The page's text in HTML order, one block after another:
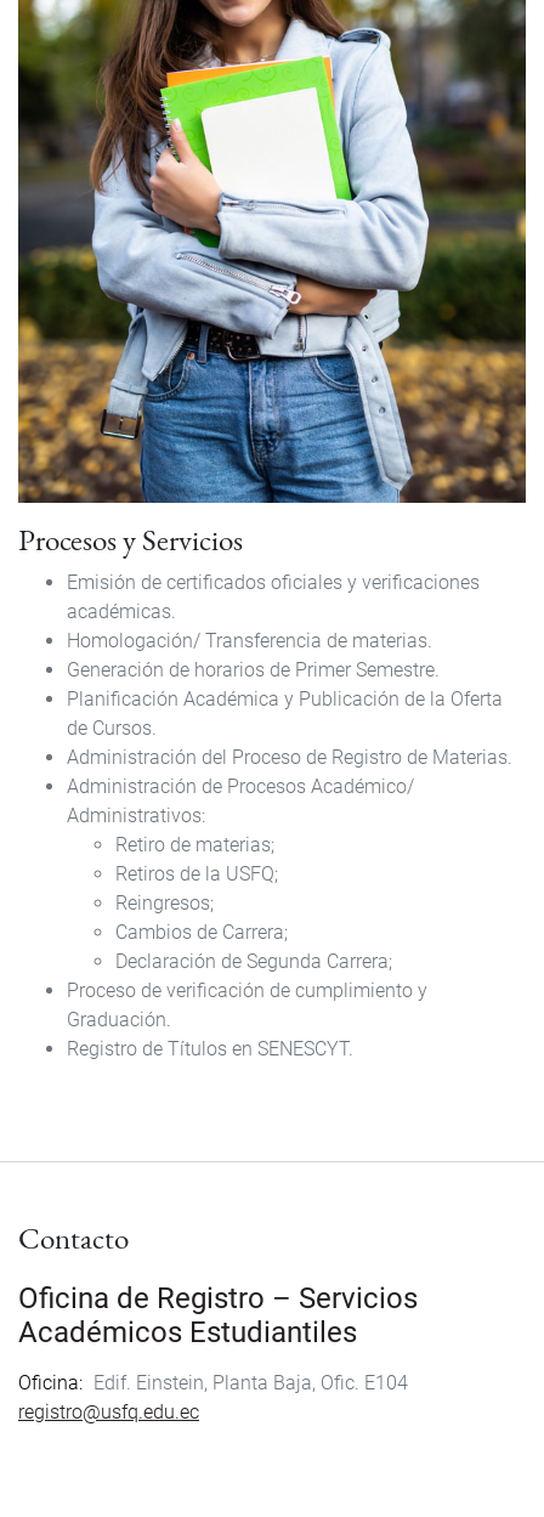
Procesos y Servicios
Emisión de certificados oficiales y verificaciones
académicas.
Homologación/ Transferencia de materias.
Generación de horarios de Primer Semestre.
Planificación Académica y Publicación de la Oferta
de Cursos.
Administración del Proceso de Registro de Materias.
Administración de Procesos Académico/
Administrativos:
Retiro de materias;
Retiros de la USFQ;
Reingresos;
Cambios de Carrera;
Declaración de Segunda Carrera;
Proceso de verificación de cumplimiento y
Graduación.
Registro de Títulos en SENESCYT.
Contacto
Oficina de Registro – Servicios
Académicos Estudiantiles
Oficina
Edif. Einstein, Planta Baja, Ofic. E104
registro@usfq.edu.ec